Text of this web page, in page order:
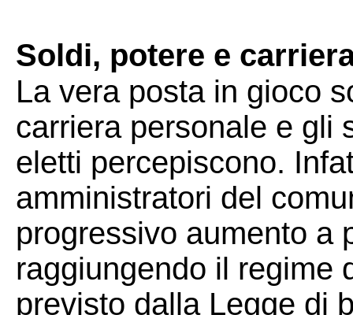
Soldi, potere e
La vera posta in gioco
carriera personale e gli
eletti percepiscono.
amministratori del
progressivo aumento a
raggiungendo il regime
previsto dalla Legge di